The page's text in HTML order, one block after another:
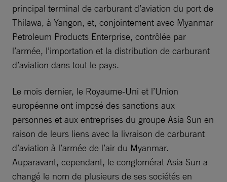
principal terminal de carburant d’aviation du port de
Thilawa, à Yangon, et, conjointement avec Myanmar
Petroleum Products Enterprise, contrôlée par
l’armée, l’importation et la distribution de carburant
d’aviation dans tout le pays.
Le mois dernier, le Royaume-Uni et l’Union
européenne ont imposé des sanctions aux
personnes et aux entreprises du groupe Asia Sun en
raison de leurs liens avec la livraison de carburant
d’aviation à l’armée de l’air du Myanmar.
Auparavant, cependant, le conglomérat Asia Sun a
changé le nom de plusieurs de ses sociétés en